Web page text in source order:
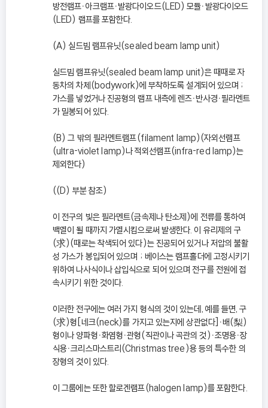
방전램프ㆍ아크램프ㆍ발광다이오드(LED) 모듈ㆍ발광다이오드
(LED) 램프를 포함한다.
(A) 실드빔 램프유닛(sealed beam lamp unit)
실드빔 램프유닛(sealed beam lamp unit)은 때때로 자
동차의 차체(bodywork)에 부착하도록 설계되어 있으며 ;
가스를 넣었거나 진공형의 램프 내측에 렌즈ㆍ반사경ㆍ필라멘트
가 밀봉되어 있다.
(B) 그 밖의 필라멘트램프(filament lamp)(자외선램프
(ultra-violet lamp)나 적외선램프(infra-red lamp)는
제외한다)
((D) 부분 참조)
이 전구의 빛은 필라멘트(금속제나 탄소제)에 전류를 통하여
백열이 될 때까지 가열시킴으로써 발생한다. 이 유리제의 구
(求)(때로는 착색되어 있다)는 진공되어 있거나 저압의 불활
성 가스가 봉입되어 있으며 ; 베이스는 램프홀더에 고정시키기
위하여 나사식이나 삽입식으로 되어 있으며 전구를 전원에 접
속시키기 위한 것이다.
이러한 전구에는 여러 가지 형식의 것이 있는데, 예를 들면, 구
(求)형[네크(neck)를 가지고 있는지에 상관없다]ㆍ배(梨)
형이나 양파형ㆍ화염형ㆍ관형(직관이나 곡관의 것)ㆍ조명용ㆍ장
식용ㆍ크리스마스트리(Christmas tree)용 등의 특수한 의
장형의 것이 있다.
이 그룹에는 또한 할로겐램프(halogen lamp)를 포함한다.